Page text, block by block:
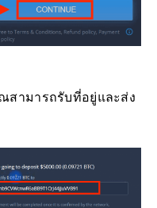
ามารถรับที่อยู่และส่ง